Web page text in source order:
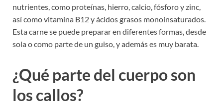
nutrientes, como proteínas, hierro, calcio, fósforo y zinc,
así como vitamina B12 y ácidos grasos monoinsaturados.
Esta carne se puede preparar en diferentes formas, desde
sola o como parte de un guiso, y además es muy barata.
¿Qué parte del cuerpo son
los callos?